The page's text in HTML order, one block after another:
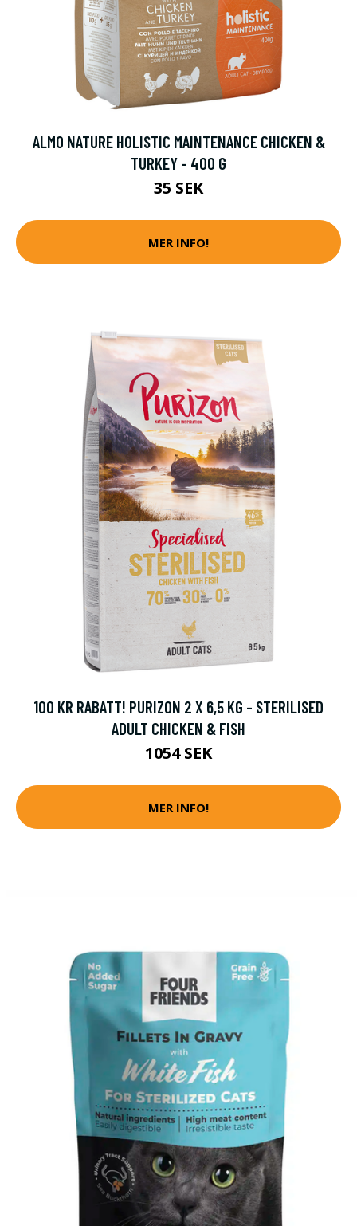
ALMO NATURE HOLISTIC MAINTENANCE CHICKEN &
TURKEY - 400 G
35 SEK
MER INFO!
100 KR RABATT! PURIZON 2 X 6,5 KG - STERILISED
ADULT CHICKEN & FISH
1054 SEK
MER INFO!